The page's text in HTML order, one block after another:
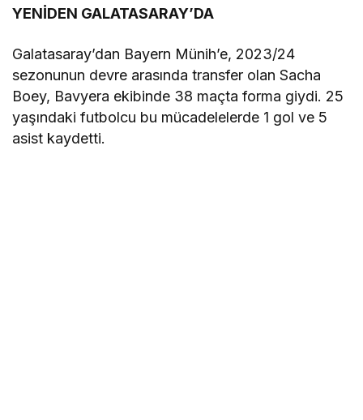
YENİDEN GALATASARAY’DA
Galatasaray’dan Bayern Münih’e, 2023/24
sezonunun devre arasında transfer olan Sacha
Boey, Bavyera ekibinde 38 maçta forma giydi. 25
yaşındaki futbolcu bu mücadelelerde 1 gol ve 5
asist kaydetti.